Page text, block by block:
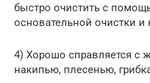
быстро очистить с
основательной очистки и
4) Хорошо справляется с
накипью, плесенью,